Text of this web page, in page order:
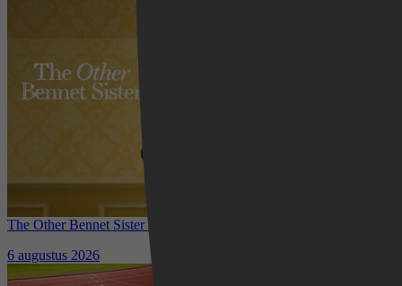
The Other Bennet Sister nu te zien op HBO Max: romantisch
kostuumdrama krijgt lovende recensies
6 augustus 2026